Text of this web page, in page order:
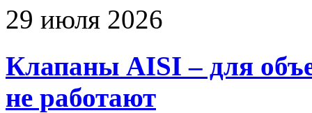
29 июля 2026
Клапаны AISI – для
не работают